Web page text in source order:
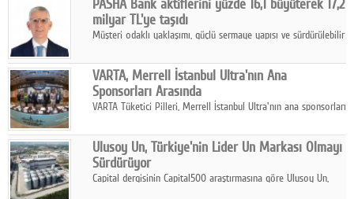
PASHA Bank aktiflerini yüzde 16,1 büyüterek 17,2
milyar TL'ye taşıdı
Müşteri odaklı yaklaşımı, güçlü sermaye yapısı ve sürdürülebilir
yılının ilk yarısında güçlü finansal performansını korudu.
VARTA, Merrell İstanbul Ultra'nın Ana
Sponsorları Arasında
VARTA Tüketici Pilleri, Merrell İstanbul Ultra'nın ana sponsorları
enerjisine güç katıyor.
Ulusoy Un, Türkiye'nin Lider Un Markası Olmayı
Sürdürüyor
Capital dergisinin Capital500 araştırmasına göre Ulusoy Un,